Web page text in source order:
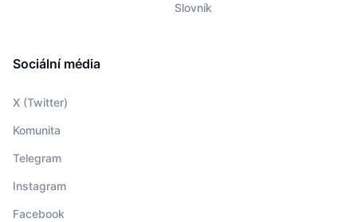
Slovník
Sociální média
X (Twitter)
Komunita
Telegram
Instagram
Facebook